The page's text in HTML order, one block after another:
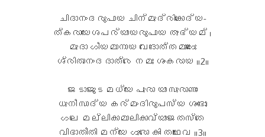
ചിദാനംദരൂപായ ചിന്മുദ്രികോദ്യ-
ത്കരായേശപര്യായരൂപായ തുഭ്യമ് ।
മുദാ ഗീയമാനായ വേദോത്തമാംഗൈഃ
ശ്രിതാനംദദാത്രേ നമഃ ശംകരായ ॥2॥
ജടാജൂടമധ്യേ പുരാ യാ സുരാണാം
ധുനീ സാദ്യ കര്മംദിരൂപസ്യ ശംഭോഃ
ഗലേ മല്ലികാമാലികാവ്യാജതസ്തേ
വിഭാതീതി മന്യേ ഗുരോ കിം തഥൈവ ॥3॥